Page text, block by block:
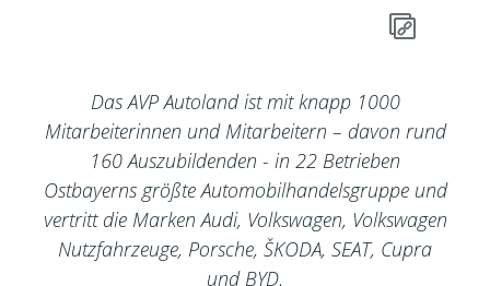
Das AVP Autoland ist mit knapp 1000
Mitarbeiterinnen und Mitarbeitern – davon rund
160 Auszubildenden - in 22 Betrieben
Ostbayerns größte Automobilhandelsgruppe und
vertritt die Marken Audi, Volkswagen, Volkswagen
Nutzfahrzeuge, Porsche, ŠKODA, SEAT, Cupra
und BYD.